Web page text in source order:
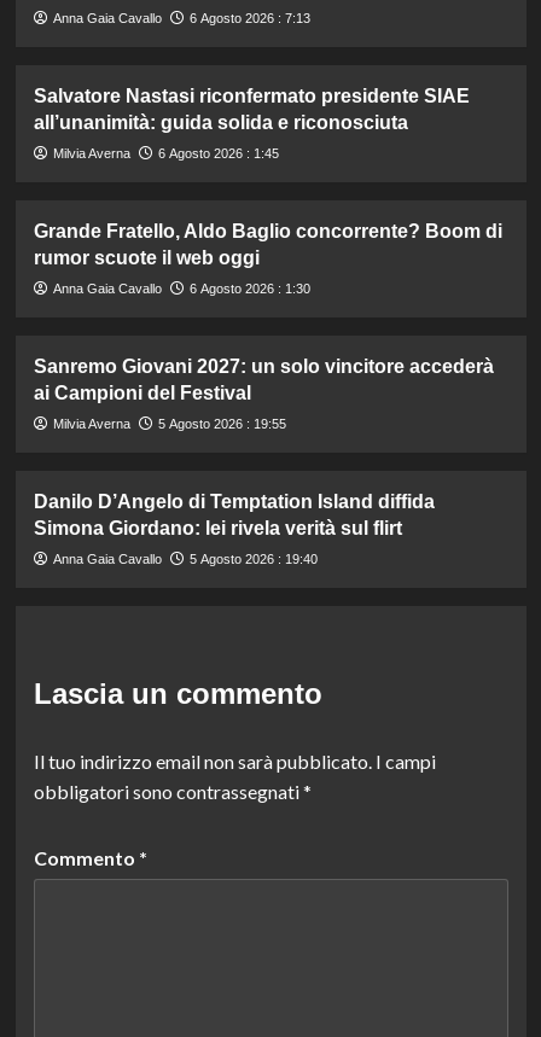
Anna Gaia Cavallo 6 Agosto 2026 : 7:13
Salvatore Nastasi riconfermato presidente SIAE
all’unanimità: guida solida e riconosciuta
Milvia Averna 6 Agosto 2026 : 1:45
Grande Fratello, Aldo Baglio concorrente? Boom di
rumor scuote il web oggi
Anna Gaia Cavallo 6 Agosto 2026 : 1:30
Sanremo Giovani 2027: un solo vincitore accederà
ai Campioni del Festival
Milvia Averna 5 Agosto 2026 : 19:55
Danilo D’Angelo di Temptation Island diffida
Simona Giordano: lei rivela verità sul flirt
Anna Gaia Cavallo 5 Agosto 2026 : 19:40
Lascia un commento
Il tuo indirizzo email non sarà pubblicato. I campi
obbligatori sono contrassegnati*
Commento *